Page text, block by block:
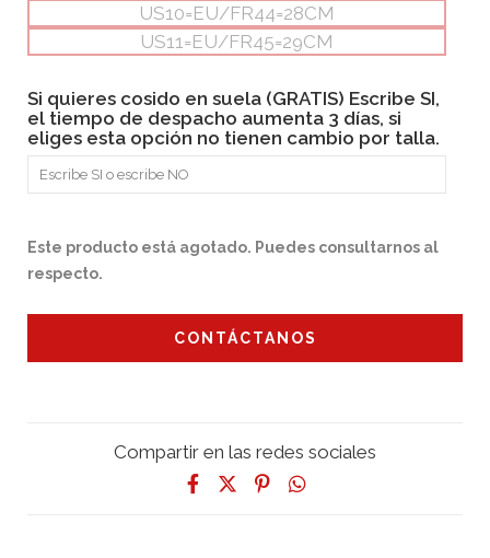
US10=EU/FR44=28CM
US11=EU/FR45=29CM
Si quieres cosido en suela (GRATIS) Escribe SI,
el tiempo de despacho aumenta 3 días, si
eliges esta opción no tienen cambio por talla.
Este producto está agotado. Puedes consultarnos al
respecto.
CONTÁCTANOS
Compartir en las redes sociales